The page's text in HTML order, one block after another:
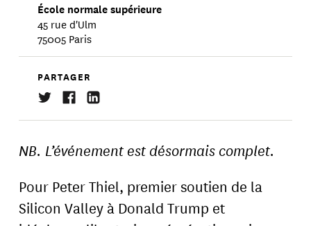
École normale supérieure
45 rue d'Ulm
75005 Paris
PARTAGER
NB. L’événement est désormais complet.
Pour Peter Thiel, premier soutien de la
Silicon Valley à Donald Trump et